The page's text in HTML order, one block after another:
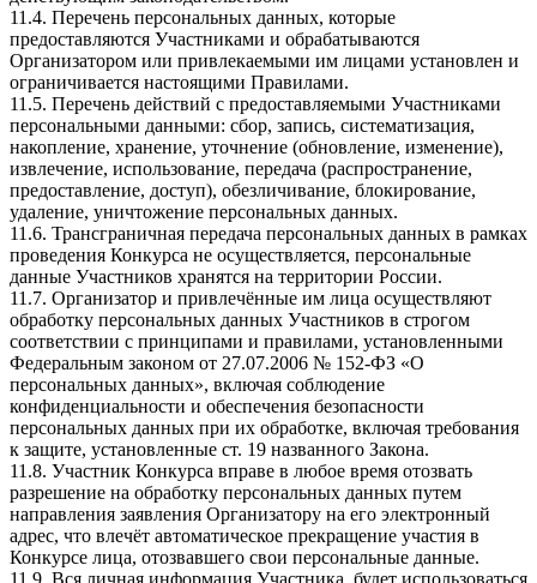
11.4. Перечень персональных данных, которые
предоставляются Участниками и обрабатываются
Организатором или привлекаемыми им лицами установлен и
ограничивается настоящими Правилами.
11.5. Перечень действий с предоставляемыми Участниками
персональными данными: сбор, запись, систематизация,
накопление, хранение, уточнение (обновление, изменение),
извлечение, использование, передача (распространение,
предоставление, доступ), обезличивание, блокирование,
удаление, уничтожение персональных данных.
11.6. Трансграничная передача персональных данных в рамках
проведения Конкурса не осуществляется, персональные
данные Участников хранятся на территории России.
11.7. Организатор и привлечённые им лица осуществляют
обработку персональных данных Участников в строгом
соответствии с принципами и правилами, установленными
Федеральным законом от 27.07.2006 № 152-ФЗ «О
персональных данных», включая соблюдение
конфиденциальности и обеспечения безопасности
персональных данных при их обработке, включая требования
к защите, установленные ст. 19 названного Закона.
11.8. Участник Конкурса вправе в любое время отозвать
разрешение на обработку персональных данных путем
направления заявления Организатору на его электронный
адрес, что влечёт автоматическое прекращение участия в
Конкурсе лица, отозвавшего свои персональные данные.
11.9. Вся личная информация Участника, будет использоваться